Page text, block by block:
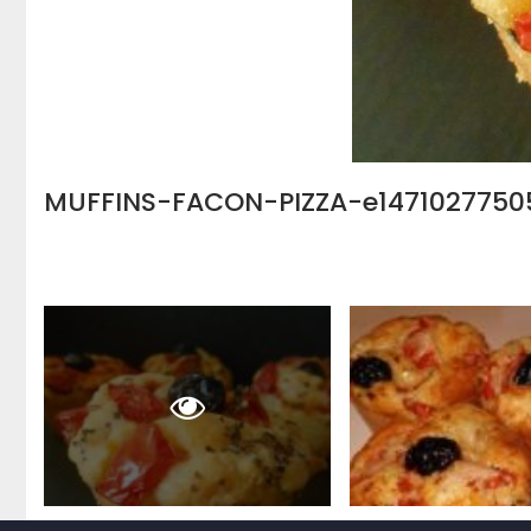
MUFFINS-FACON-PIZZA-